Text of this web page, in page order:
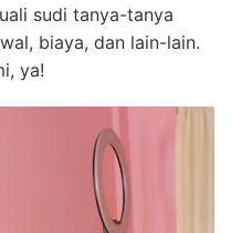
sudi tanya-tanya
biaya, dan lain-lain.
ya!